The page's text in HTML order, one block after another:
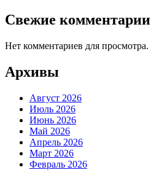
Свежие комментарии
Нет комментариев для просмотра.
Архивы
Август 2026
Июль 2026
Июнь 2026
Май 2026
Апрель 2026
Март 2026
Февраль 2026